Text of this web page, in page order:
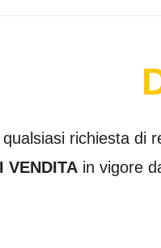
richiesta di
VENDITAin vigore